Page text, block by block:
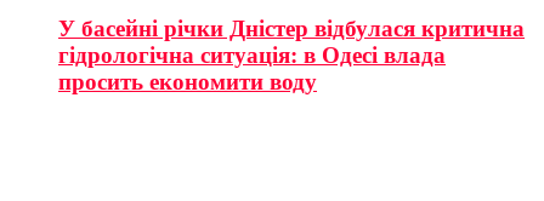
У басейні річки Дністер відбулася критична
гідрологічна ситуація: в Одесі влада
просить економити воду